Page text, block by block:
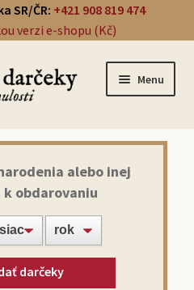
SR/ČR: +421 908 819 474
verzi e-shopu (Kč)
Menu
alebo inej
obdarovaniu
darčeky